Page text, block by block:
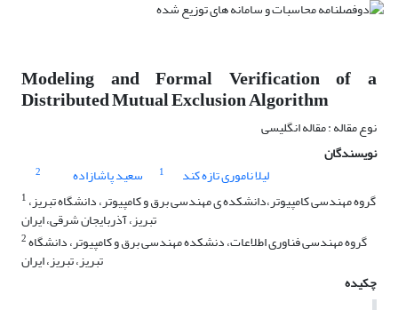
Modeling and Formal Verification of a
Distributed Mutual Exclusion Algorithm
نوع مقاله : مقاله انگلیسی
نویسندگان
لیلا ناموری تازه کند
1 سعید پاشازاده
2
1
تبریز، آذربایجان شرقی، ایران
2
تبریز، تبریز، ایران
چکیده